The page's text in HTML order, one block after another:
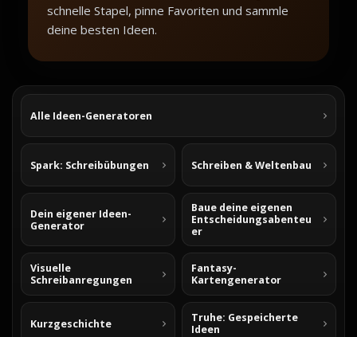
schnelle Stapel, pinne Favoriten und sammle
deine besten Ideen.
Alle Ideen-Generatoren
Spark: Schreibübungen Schreiben & Weltenbau
Dein eigener Ideen-
Generator
Baue deine eigenen
Entscheidungsabenteu
er
Visuelle
Schreibanregungen
Fantasy-
Kartengenerator
Kurzgeschichte
Truhe: Gespeicherte
Ideen